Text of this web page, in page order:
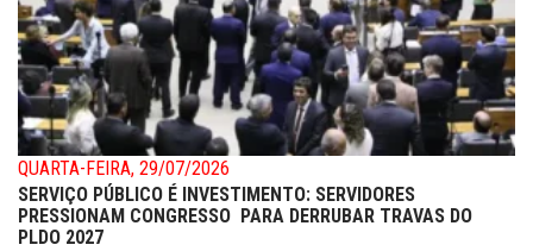
QUARTA-FEIRA, 29/07/2026
SERVIÇO PÚBLICO É INVESTIMENTO: SERVIDORES
PRESSIONAM CONGRESSO PARA DERRUBAR TRAVAS DO
PLDO 2027